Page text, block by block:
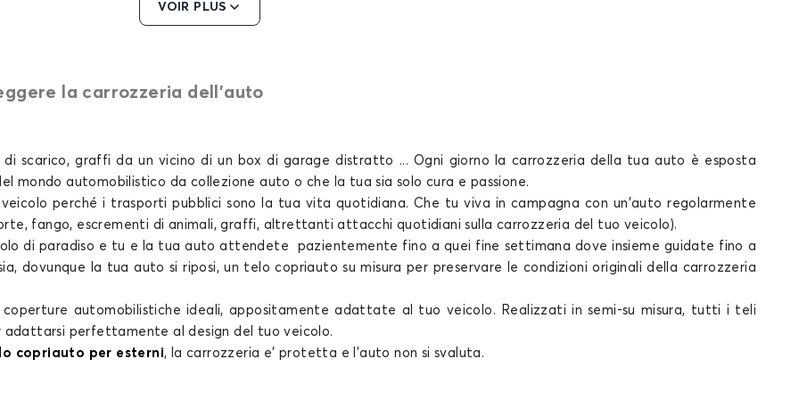
VOIR PLUS
la carrozzeria dell’auto
scarico, graffi da un vicino di un box di garage distratto ... Ogni giorno la carrozzeria della tuaauto è esposta
mondo automobilistico da collezioneauto o che la tua sia solocura e passione.
perché i trasporti pubblici sono la tua vita quotidiana. Che tu viva in campagna con un'auto regolarmente
fango, escrementi di animali, graffi, altrettanti attacchi quotidiani sulla carrozzeria del tuo veicolo).
di paradiso e tu e la tuaauto attendete pazientemente fino a quei fine settimana dove insieme guidate fino a
dovunque la tua auto si riposi, un telo copriauto su misura per preservare le condizioni originali della carrozzeria
coperture automobilistiche ideali, appositamente adattate al tuo veicolo. Realizzati in semi-su misura, tutti i teli
perfettamente al design del tuo veicolo.
copriauto per esterni, la carrozzeria e’ protetta e l’auto non si svaluta.